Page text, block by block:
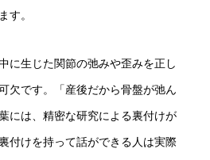
す。
に生じた関節の弛みや歪みを正し
欠です。「産後だから骨盤が弛ん
には、精密な研究による裏付けが
付けを持って話ができる人は実際